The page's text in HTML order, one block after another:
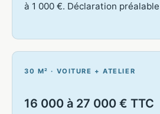
à 1 000 €. Déclaration
30 M² · VOITURE + ATELIER
16 000 à 27 000 € TTC